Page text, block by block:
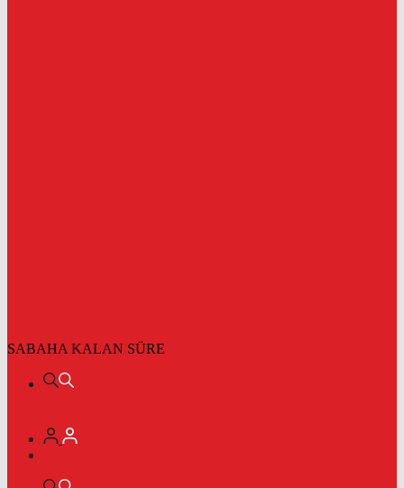
SABAHA KALAN SÜRE